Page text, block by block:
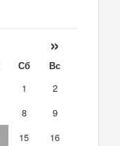
»
Сб
Вс
1
2
8
9
15
16